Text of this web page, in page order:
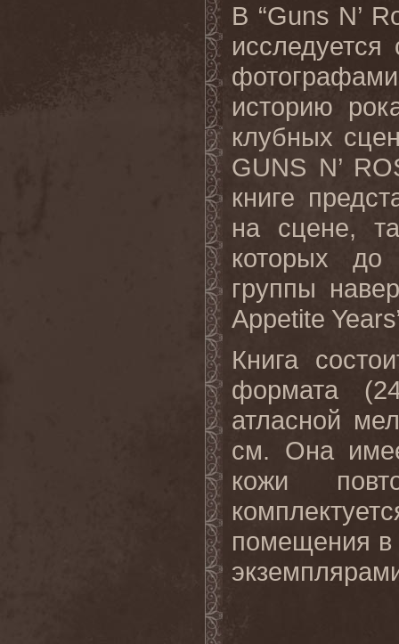
В “Guns N’
историю
клубных
GUNS N’
книге
на сцене,
которых до
группы
Appetite
Книга
формата
атласной
см. Она
кожи
помещения в